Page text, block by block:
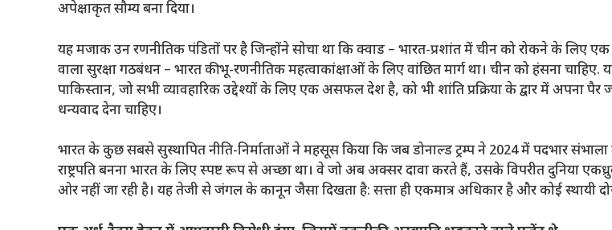
अपेक्षाकृत सौम्य बना दिया।
यह मजाक उन रणनीतिक पंडितों पर है जिन्होंने सोचा था कि क्वाड – भारत-प्रशांत में चीन को रोकने के लिए एक
वाला सुरक्षा गठबंधन – भारत की भू-रणनीतिक महत्वाकांक्षाओं के लिए वांछित मार्ग था। चीन को हंसना चाहिए.
पाकिस्तान, जो सभी व्यावहारिक उद्देश्यों के लिए एक असफल देश है, को भी शांति प्रक्रिया के द्वार में अपना
धन्यवाद देना चाहिए।
भारत के कुछ सबसे सुस्थापित नीति-निर्माताओं ने महसूस किया कि जब डोनाल्ड ट्रम्प ने 2024 में पदभार संभाला
राष्ट्रपति बनना भारत के लिए स्पष्ट रूप से अच्छा था। वे जो अब अक्सर दावा करते हैं, उसके विपरीत दुनिया
ओर नहीं जा रही है। यह तेजी से जंगल के कानून जैसा दिखता है: सत्ता ही एकमात्र अधिकार है और कोई स्थायी